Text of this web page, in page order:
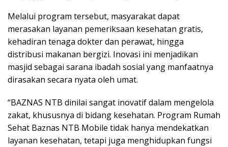
Melalui program tersebut, masyarakat dapat
merasakan layanan pemeriksaan kesehatan gratis,
kehadiran tenaga dokter dan perawat, hingga
distribusi makanan bergizi. Inovasi ini menjadikan
masjid sebagai sarana ibadah sosial yang manfaatnya
dirasakan secara nyata oleh umat.
“BAZNAS NTB dinilai sangat inovatif dalam mengelola
zakat, khususnya di bidang kesehatan. Program Rumah
Sehat Baznas NTB Mobile tidak hanya mendekatkan
layanan kesehatan, tetapi juga menghidupkan fungsi